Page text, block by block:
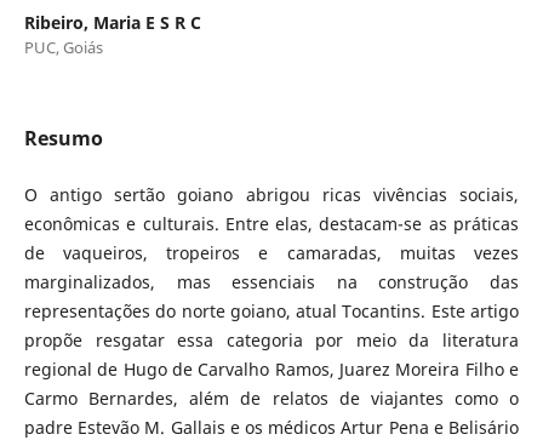
Ribeiro, Maria E S R C
PUC, Goiás
Resumo
O antigo sertão goiano abrigou ricas vivências sociais,
econômicas e culturais. Entre elas, destacam-se as práticas
de vaqueiros, tropeiros e camaradas, muitas vezes
marginalizados, mas essenciais na construção das
representações do norte goiano, atual Tocantins. Este artigo
propõe resgatar essa categoria por meio da literatura
regional de Hugo de Carvalho Ramos, Juarez Moreira Filho e
Carmo Bernardes, além de relatos de viajantes como o
padre Estevão M. Gallais e os médicos Artur Pena e Belisário